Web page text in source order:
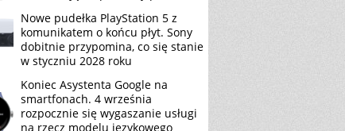
Nowe pudełka PlayStation 5 z
komunikatem o końcu płyt. Sony
dobitnie przypomina, co się stanie
w styczniu 2028 roku
Koniec Asystenta Google na
smartfonach. 4 września
rozpocznie się wygaszanie usługi
na rzecz modelu językowego